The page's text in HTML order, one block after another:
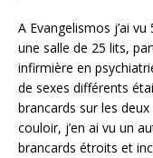
A Evangelismos j’ai
une salle de 25 lits,
infirmière en
de sexes différents
brancards sur les
couloir, j’en ai vu un
brancards étroits et